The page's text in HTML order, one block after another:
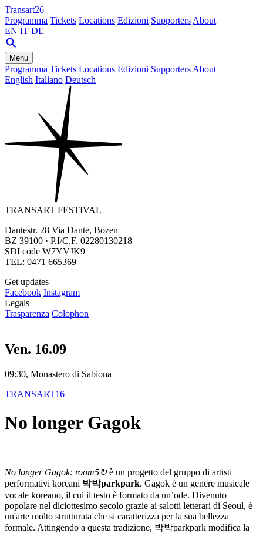
Transart26
Programma Tickets Locations Edizioni Supporters About
EN IT DE
Menu
Programma Tickets Locations Edizioni Supporters About
English Italiano Deutsch
TRANSART FESTIVAL
Dantestr. 28 Via Dante, Bozen
BZ 39100 · P.I/C.F. 02280130218
SDI code W7YVJK9
TEL: 0471 665369
Get updates
Facebook Instagram
Legals
Trasparenza Colophon
Ven. 16.09
09:30, Monastero di Sabiona
TRANSART16
No longer Gagok
No longer Gagok: room5↻è un progetto del gruppo di artisti
performativi koreani 박박parkpark. Gagok è un genere musicale
vocale koreano, il cui il testo è formato da un’ode. Divenuto
popolare nel diciottesimo secolo grazie ai salotti letterari di Seoul, è
un'arte molto strutturata che si caratterizza per la sua bellezza
formale. Attingendo a questa tradizione, 박박parkpark modifica la